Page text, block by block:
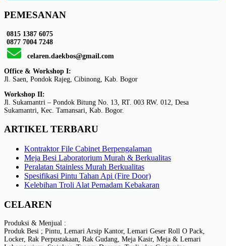
PEMESANAN
0815 1387 6075
0877 7004 7248
celaren.daekbos@gmail.com
Office & Workshop I:
Jl. Saen, Pondok Rajeg, Cibinong, Kab. Bogor
Workshop II:
Jl. Sukamantri – Pondok Bitung No. 13, RT. 003 RW. 012, Desa
Sukamantri, Kec. Tamansari, Kab. Bogor.
ARTIKEL TERBARU
Kontraktor File Cabinet Berpengalaman
Meja Besi Laboratorium Murah & Berkualitas
Peralatan Stainless Murah Berkualitas
Spesifikasi Pintu Tahan Api (Fire Door)
Kelebihan Troli Alat Pemadam Kebakaran
CELAREN
Produksi & Menjual :
Produk Besi ; Pintu, Lemari Arsip Kantor, Lemari Geser Roll O Pack,
Locker, Rak Perpustakaan, Rak Gudang, Meja Kasir, Meja & Lemari